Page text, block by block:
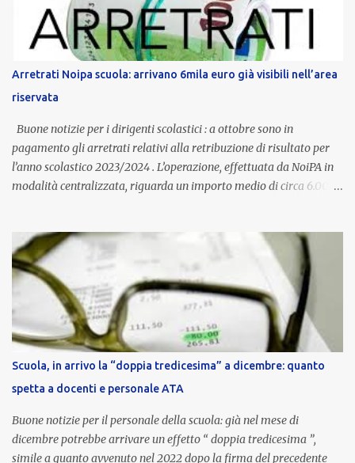
supporto in situazioni delicate. L’indennità provinciale per i docenti
è un unicum in Italia: si tratta di una misura esclusiva della
Provincia autonoma di Bolzano, che integra in maniera stabile lo
stipendio nazionale grazie alle prerogative garantite
dall’autonomia locale. Non è un bonus temporaneo né un
compenso accessorio, ma una voce strutturale di retribuzione,
aggiornata periodicamente in base al cost...
Arretrati Noipa scuola: arrivano 6mila euro già visibili nell’area
riservata
Buone notizie per i dirigenti scolastici : a ottobre sono in
pagamento gli arretrati relativi alla retribuzione di risultato per
l’anno scolastico 2023/2024 . L’operazione, effettuata da NoiPA in
modalità centralizzata, riguarda un importo medio di circa 6.000
ordinaria di ottobre . Cos’è la retribuzione di risultato La
retribuzione di risultato rappresenta la parte variabile dello
stipendio dei dirigenti scolastici. Viene corrisposta per valorizzare
la qualità dell’attività svolta, la gestione delle risorse e il
raggiungimento degli obiettivi fissati dal Ministero dell’Istruzione
e del Merito (MIM) . Per l’anno scolastico 2023/2024, il MIM ha
completato la procedura di valutazione e trasmesso i dati a NoiPA,
che ha poi disposto la liquidazione automatica in busta paga . Gli
importi e le trattenute L’importo medio lordo riconosciuto è di 6....
Scuola, in arrivo la “doppia tredicesima” a dicembre: quanto
spetta a docenti e personale ATA
Buone notizie per il personale della scuola: già nel mese di
dicembre potrebbe arrivare un effetto “ doppia tredicesima ”,
simile a quanto avvenuto nel 2022 dopo la firma del precedente